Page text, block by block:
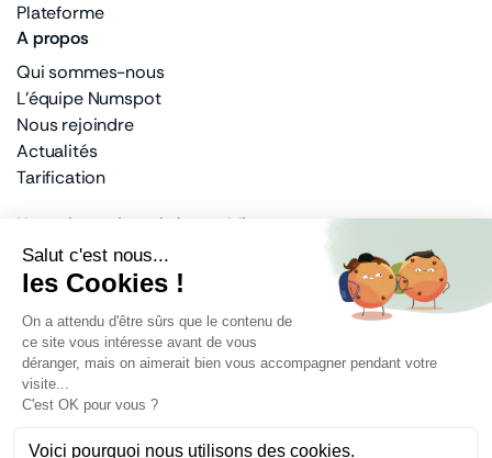
A propos
Qui sommes-nous
L'équipe Numspot
Nous rejoindre
Actualités
Tarification
Un actionnariat privé et public
100% français
Banque des Territoires
Dassault Systèmes
Bouygues Telecom
Plateforme
Protection des données